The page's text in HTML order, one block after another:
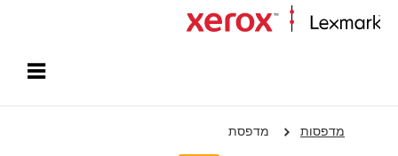
מדפסות מדפסת